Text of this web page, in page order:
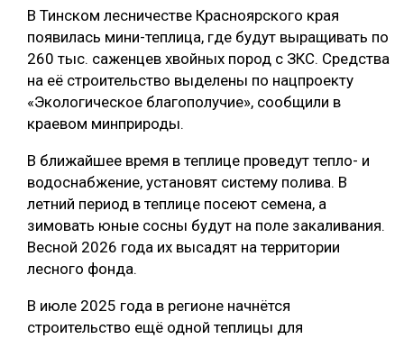
ЛОГИСТИКА
ПРОИЗВОДСТВО ДРЕВЕСНЫХ ПЛИТ
ЦБП
ЛЕСОПИЛЕНИЕ
ДЕРЕВЯННОЕ ДОМОСТРОЕНИЕ
БЕЗОПАСНОЕ ПРОИЗВОДСТВО
СОРТИРОВКА ДРЕВЕСИНЫ
СУШКА ДРЕВЕСИНЫ
ПОДБОРКИ СТАТЕЙ
В Тинском лесничестве Красноярского края
появилась мини-теплица, где будут выращивать по
260 тыс. саженцев хвойных пород с ЗКС. Средства
на её строительство выделены по нацпроекту
«Экологическое благополучие», сообщили в
краевом минприроды.
В ближайшее время в теплице проведут тепло- и
водоснабжение, установят систему полива. В
летний период в теплице посеют семена, а
зимовать юные сосны будут на поле закаливания.
Весной 2026 года их высадят на территории
лесного фонда.
В июле 2025 года в регионе начнётся
строительство ещё одной теплицы для